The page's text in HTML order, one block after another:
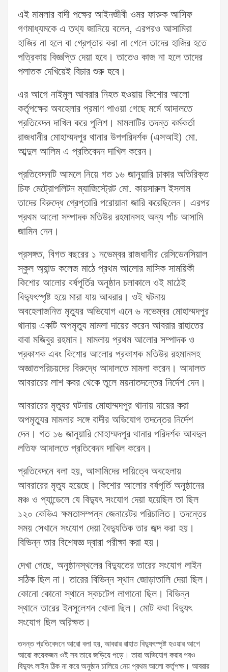
এই মামলার বাদী পক্ষের আইনজীবী ওমর ফারুক আসিফ
গণমাধ্যমকে এ তথ্য জানিয়ে বলেন, এরপরও আসামিরা
হাজির না হলে বা গ্রেপ্তার করা না গেলে তাদের হাজির হতে
পত্রিকায় বিজ্ঞপ্তি দেয়া হবে। তাতেও কাজ না হলে তাদের
পলাতক দেখিয়েই বিচার শুরু হবে।
এর আগে নাইমুল আবরার নিহত হওয়ায় কিশোর আলো
কর্তৃপক্ষের অবহেলার প্রমাণ পাওয়া গেছে মর্মে আদালতে
প্রতিবেদন দাখিল করে পুলিশ। মামলাটির তদন্ত কর্মকর্তা
রাজধানীর মোহাম্মদপুর থানার উপপরিদর্শক (এসআই) মো.
আব্দুল আলিম এ প্রতিবেদন দাখিল করেন।
প্রতিবেদনটি আমলে নিয়ে গত ১৬ জানুয়ারি ঢাকার অতিরিক্ত
চিফ মেট্রোপলিটন ম্যাজিস্ট্রেট মো. কায়সারুল ইসলাম
তাদের বিরুদ্ধে গ্রেপ্তারি পরোয়ানা জারি করেছিলেন। এরপর
প্রথম আলো সম্পাদক মতিউর রহমানসহ অন্য পাঁচ আসামি
জামিন নেন।
প্রসঙ্গত, বিগত বছরের ১ নভেম্বর রাজধানীর রেসিডেনসিয়াল
স্কুল অ্যান্ড কলেজ মাঠে প্রথম আলোর মাসিক সাময়িকী
কিশোর আলোর বর্ষপূর্তির অনুষ্ঠান চলাকালে ওই মাঠেই
বিদ্যুৎস্পৃষ্ট হয়ে মারা যায় আবরার। ওই ঘটনায়
অবহেলাজনিত মৃত্যুর অভিযোগ এনে ৬ নভেম্বর মোহাম্মদপুর
থানায় একটি অপমৃত্যু মামলা দায়ের করেন আবরার রাহাতের
বাবা মজিবুর রহমান। মামলায় প্রথম আলোর সম্পাদক ও
প্রকাশক এবং কিশোর আলোর প্রকাশক মতিউর রহমানসহ
অজ্ঞাতপরিচয়দের বিরুদ্ধে আদালতে মামলা করেন। আদালত
আবরারের লাশ কবর থেকে তুলে ময়নাতদন্তের নির্দেশ দেন।
আবরারের মৃত্যুর ঘটনায় মোহাম্মদপুর থানায় দায়ের করা
অপমৃত্যুর মামলার সঙ্গে বাদীর অভিযোগ তদন্তের নির্দেশ
দেন। গত ১৬ জানুয়ারি মোহাম্মদপুর থানার পরিদর্শক আবদুল
লতিফ আদালতে প্রতিবেদন দাখিল করেন।
প্রতিবেদনে বলা হয়, আসামিদের দায়িত্বে অবহেলায়
আবরারের মৃত্যু হয়েছে। কিশোর আলোর বর্ষপূর্তি অনুষ্ঠানের
মঞ্চ ও প্যান্ডেলে যে বিদ্যুৎ সংযোগ দেয়া হয়েছিল তা ছিল
১২০ কেভিএ ক্ষমতাসম্পন্ন জেনারেটর পরিচালিত। তদন্তের
সময় সেখানে সংযোগ দেয়া বৈদ্যুতিক তার জব্দ করা হয়।
বিভিন্ন তার বিশেষজ্ঞ দ্বারা পরীক্ষা করা হয়।
দেখা গেছে, অনুষ্ঠানস্থলের বিদ্যুতের তারের সংযোগ লাইন
সঠিক ছিল না। তারের বিভিন্ন স্থান জোড়াতালি দেয়া ছিল।
কোনো কোনো স্থানে স্কচটেপ লাগানো ছিল। বিভিন্ন
স্থানে তারের ইনসুলেশন খোলা ছিল। মোট কথা বিদ্যুৎ
সংযোগ ছিল অরিক্ষত।
তদন্ত প্রতিবেদনে আরো বলা হয়, আবরার রাহাত বিদ্যুৎস্পৃষ্ট হওয়ার আগে
আরো কয়েকজন ওই সব তারে জড়িয়ে পড়ে। তারা অভিযোগ করার পরও
বিদ্যুৎ লাইন ঠিক না করে অনুষ্ঠান চালিয়ে নেয় প্রথম আলো কর্তৃপক্ষ। আবরার